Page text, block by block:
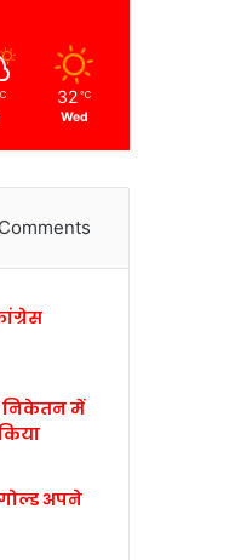
32 ℃
Wed
Comments
निकेतन में
अपने